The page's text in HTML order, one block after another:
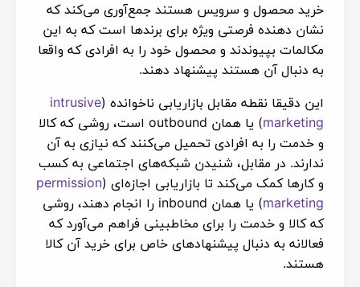
خرید محصول و سرویس هستند جمع‌آوری می‌کند که
نشان دهنده فرصتی ویژه برای برندها است که به این
مکالمات بپیوندند و محصول خود را به افرادی که واقعا
به دنبال آن هستند پیشنهاد دهند.
این دقیقا نقطه مقابل بازاریابی ناخوانده (intrusive
marketing
) یا همان outbound است، روشی که کالا
و خدمت را به افرادی تحمیل می‌کنند که نیازی به آن
ندارند. در مقابل، شنیدن شبکه‌های اجتماعی به کسب
و کارها کمک می‌کند تا بازاریابی اجازه‌ای (permission
marketing
) یا همان inbound را انجام دهند، روشی
که کالا و خدمت را برای مخاطبینی فراهم می‌آورد که
فعالانه به دنبال پیشنهادهای خاص برای خرید آن کالا
هستند.